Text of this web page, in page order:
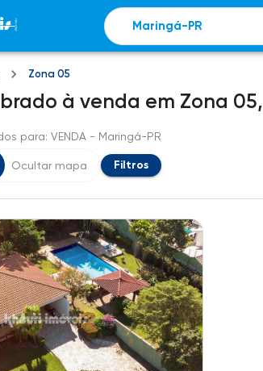
Zona 05
à venda em Zona 05,
para: VENDA - Maringá-PR
Ocultar mapa Filtros